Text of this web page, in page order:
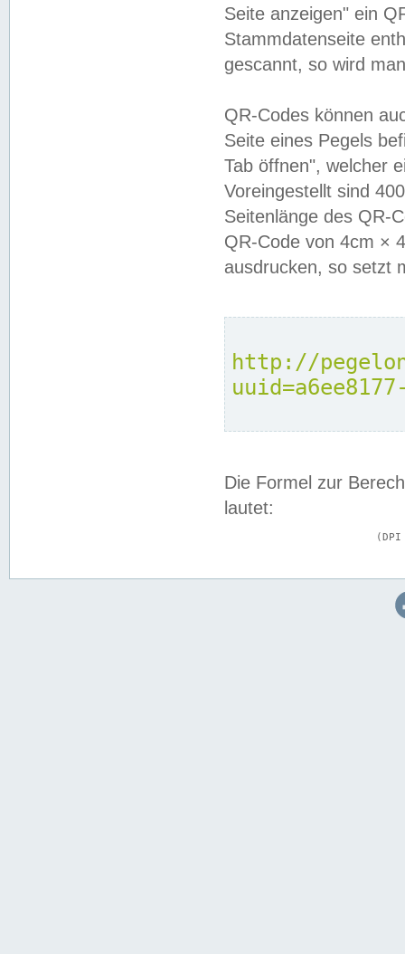
Seite anzeigen" ein
Stammdatenseite
gescannt, so wird
QR-Codes können
Seite eines Pegels
Tab öffnen", welcher
Voreingestellt sind
Seitenlänge des QR-
QR-Code von 4cm ×
ausdrucken, so setzt
http://
Die Formel zur
lautet: